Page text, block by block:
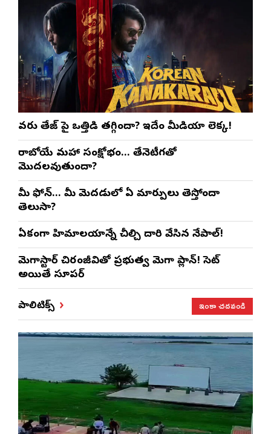
వరుణ్ తేజ్‌ పై ఒత్తిడి తగ్గిందా? ఇదేం మీడియా లెక్క!
రాబోయే మహా సంక్షోభం… తేనెటీగతో
మొదలవుతుందా?
మీ ఫోన్… మీ మెదడులో ఏ మార్పులు తెస్తోందా
తెలుసా?
ఏకంగా హిమాలయాన్నే చీల్చి దారి వేసిన నేపాల్!
మెగాస్టార్ చిరంజీవితో ప్రభుత్వ మెగా ప్లాన్! సెట్
అయితే సూపర్
పాలిటిక్స్ ఇంకా చదవండి